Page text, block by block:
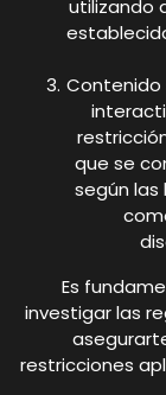
utilizando
Contenido
que se
según las
Es
investigar las
restricciones